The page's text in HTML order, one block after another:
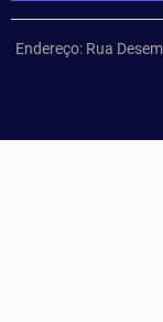
Endereço: Rua